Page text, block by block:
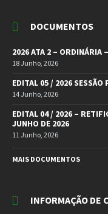
DOCUMENTOS
2026 ATA 2 – ORDINÁRIA
18 Junho, 2026
EDITAL 05 / 2026 SESSÃO
14 Junho, 2026
EDITAL 04 / 2026 –
JUNHO DE 2026
11 Junho, 2026
MAIS DOCUMENTOS
INFORMAÇÃO DE